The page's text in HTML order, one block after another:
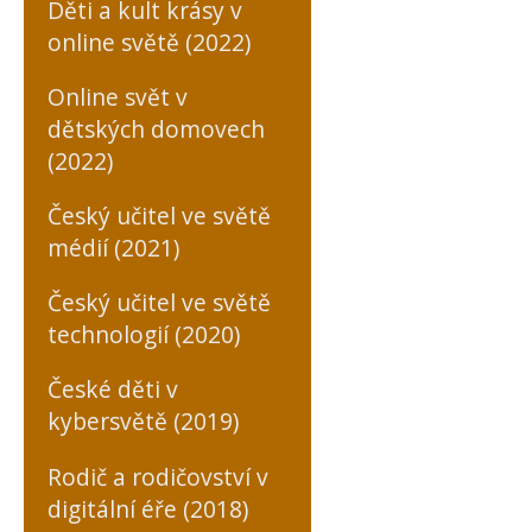
Děti a kult krásy v
online světě (2022)
Online svět v
dětských domovech
(2022)
Český učitel ve světě
médií (2021)
Český učitel ve světě
technologií (2020)
České děti v
kybersvětě (2019)
Rodič a rodičovství v
digitální éře (2018)